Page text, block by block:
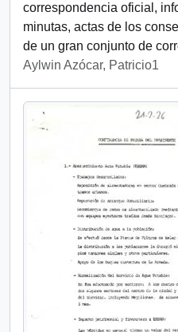
correspondencia oficial,
minutas, actas de los
de un gran conjunto de
Aylwin Azócar, Patricio1